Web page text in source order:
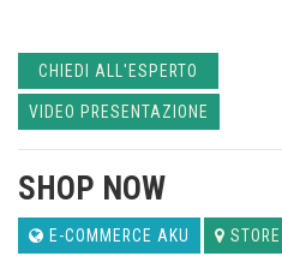
CHIEDI ALL'ESPERTO
VIDEO PRESENTAZIONE
SHOP NOW
E-COMMERCE AKU